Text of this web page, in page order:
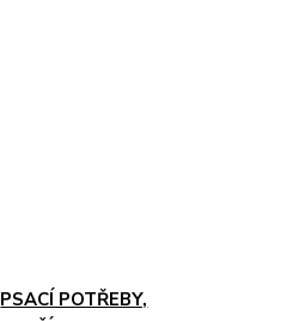
PSACÍ POTŘEBY,